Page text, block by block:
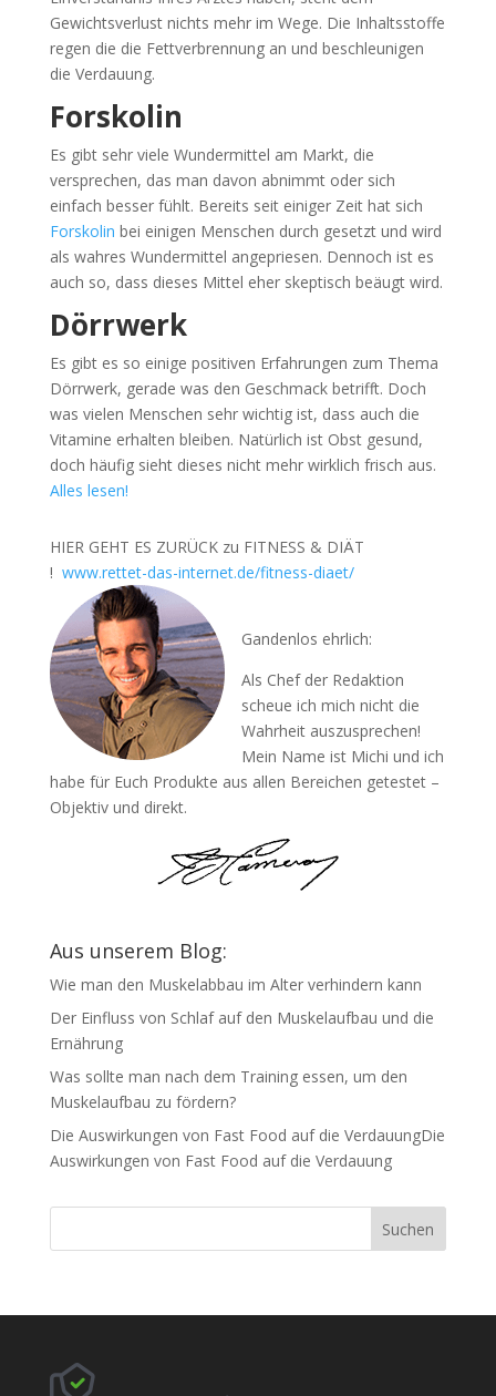
Gewichtsverlust nichts mehr im Wege. Die Inhaltsstoffe
regen die die Fettverbrennung an und beschleunigen
die Verdauung.
Forskolin
Es gibt sehr viele Wundermittel am Markt, die
versprechen, das man davon abnimmt oder sich
einfach besser fühlt. Bereits seit einiger Zeit hat sich
Forskolin bei einigen Menschen durch gesetzt und wird
als wahres Wundermittel angepriesen. Dennoch ist es
auch so, dass dieses Mittel eher skeptisch beäugt wird.
Dörrwerk
Es gibt es so einige positiven Erfahrungen zum Thema
Dörrwerk, gerade was den Geschmack betrifft. Doch
was vielen Menschen sehr wichtig ist, dass auch die
Vitamine erhalten bleiben. Natürlich ist Obst gesund,
doch häufig sieht dieses nicht mehr wirklich frisch aus.
Alles lesen!
HIER GEHT ES ZURÜCK zu FITNESS & DIÄT
! www.rettet-das-internet.de/fitness-diaet/
Gandenlos ehrlich:
Als Chef der Redaktion
scheue ich mich nicht die
Wahrheit auszusprechen!
Mein Name ist Michi und ich
habe für Euch Produkte aus allen Bereichen getestet –
Objektiv und direkt.
Aus unserem Blog:
Wie man den Muskelabbau im Alter verhindern kann
Der Einfluss von Schlaf auf den Muskelaufbau und die
Ernährung
Was sollte man nach dem Training essen, um den
Muskelaufbau zu fördern?
Die Auswirkungen von Fast Food auf die VerdauungDie
Auswirkungen von Fast Food auf die Verdauung